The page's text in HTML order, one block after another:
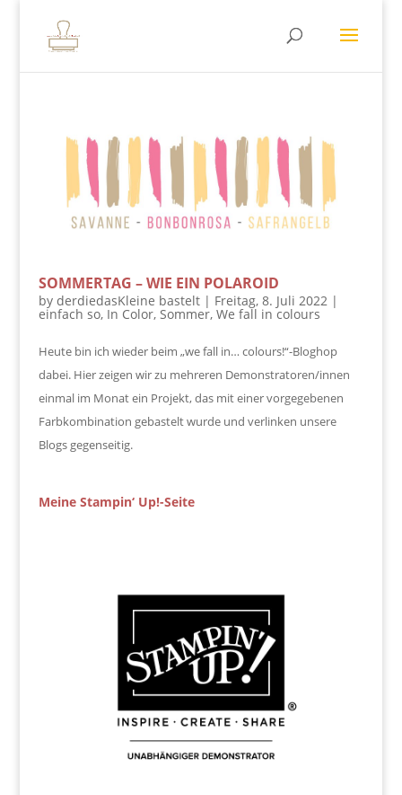
SOMMERTAG – WIE EIN POLAROID
by derdiedasKleine bastelt| Freitag, 8. Juli 2022|
einfach so, In Color, Sommer, We fall in colours
Heute bin ich wieder beim „we fall in… colours!“-Bloghop
dabei. Hier zeigen wir zu mehreren Demonstratoren/innen
einmal im Monat ein Projekt, das mit einer vorgegebenen
Farbkombination gebastelt wurde und verlinken unsere
Blogs gegenseitig.
Meine Stampin‘ Up!-Seite